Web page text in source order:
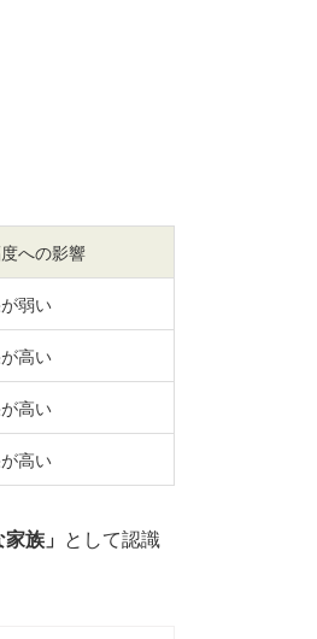
への影響
弱い
高い
高い
高い
族」 として認識